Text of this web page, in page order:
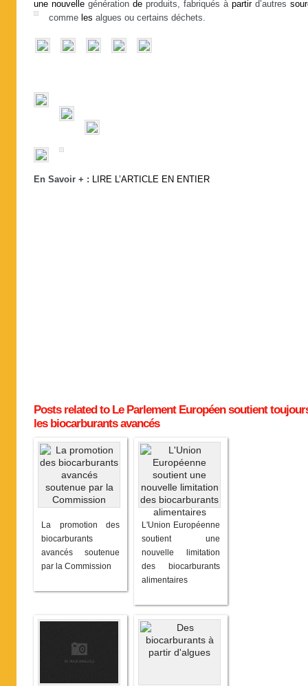
une nouvelle génération de produits, fabriqués à partird’autres
comme les algues ou certains déchets.
En Savoir + : LIRE L’ARTICLE EN ENTIER
Posts related to Le Parlement Européen soutient
les biocarburants avancés
La promotion des
biocarburants
avancés soutenue
par la Commission
L'Union Européenne
soutient une
nouvelle limitation
des biocarburants
alimentaires